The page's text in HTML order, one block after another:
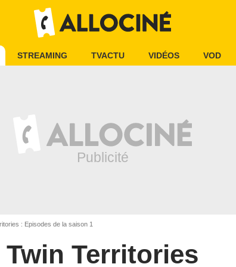
STREAMING TVACTU VIDÉOS VOD
: Episodes de la saison 1
Twin Territories